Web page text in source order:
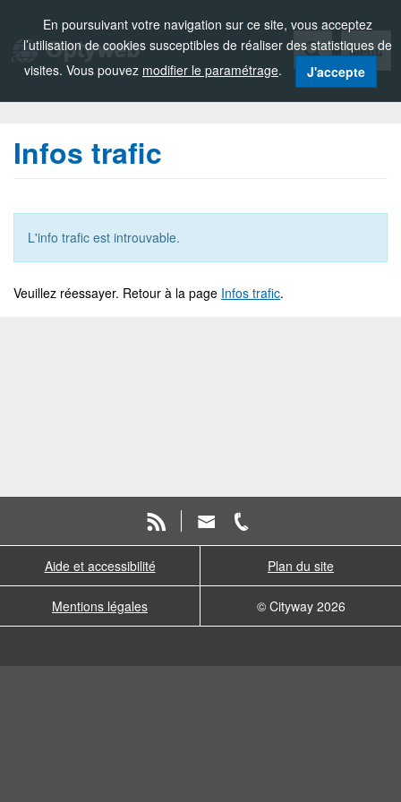
En poursuivant votre navigation sur ce site, vous acceptez
l’utilisation de cookies susceptibles de réaliser des statistiques de
visites. Vous pouvez modifier le paramétrage. J'accepte
Menu
Infos trafic
L'info trafic est introuvable.
Veuillez réessayer. Retour à la page Infos trafic.
Aide et accessibilité Plan du site
Mentions légales © Cityway 2026